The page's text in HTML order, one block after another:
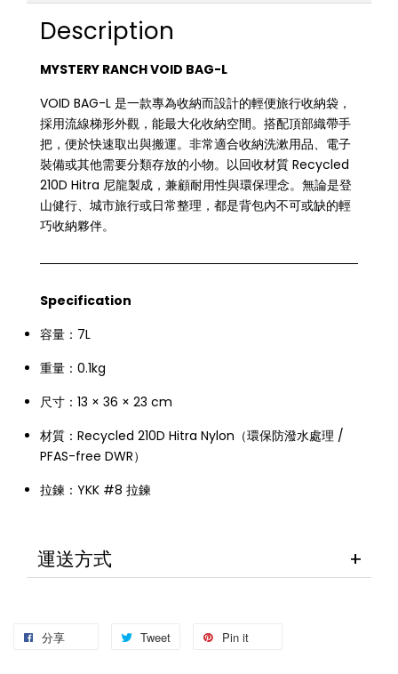
Description
MYSTERY RANCH VOID BAG-L
VOID BAG-L 是一款專為收納而設計的輕便旅行收納袋，
採用流線梯形外觀，能最大化收納空間。搭配頂部織帶手
把，便於快速取出與搬運。非常適合收納洗漱用品、電子
裝備或其他需要分類存放的小物。以回收材質 Recycled
210D Hitra 尼龍製成，兼顧耐用性與環保理念。無論是登
山健行、城市旅行或日常整理，都是背包內不可或缺的輕
巧收納夥伴。
Specification
容量：7L
重量：0.1kg
尺寸：13 × 36 × 23 cm
材質：Recycled 210D Hitra Nylon（環保防潑水處理 /
PFAS-free DWR）
拉鍊：YKK #8 拉鍊
運送方式
分享 Tweet Pin it